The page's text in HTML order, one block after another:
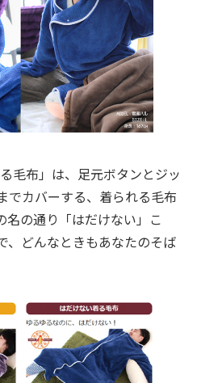
毛布」は、足元ボタンとジッ
でカバーする、着られる毛布
名の通り「はだけない」こ
、どんなときもあなたのそば